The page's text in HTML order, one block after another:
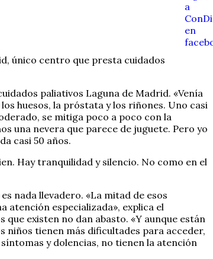
único centro que presta cuidados
paliativos Laguna de Madrid. «Venía
huesos, la próstata y los riñones. Uno casi
se mitiga poco a poco con la
una nevera que parece de juguete. Pero yo
casi 50 años.
Hay tranquilidad y silencio. No como en el
nada llevadero. «La mitad de esos
atención especializada», explica el
existen no dan abasto. «Y aunque están
niños tienen más dificultades para acceder,
y dolencias, no tienen la atención